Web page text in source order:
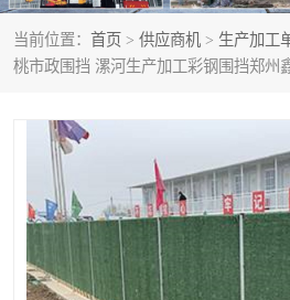
当前位置： 首页 > 供应商机 > 生产加工
桃市政围挡 漯河生产加工彩钢围挡郑州
建筑围挡
岩棉板
围挡
生产加工单板复合围挡 市